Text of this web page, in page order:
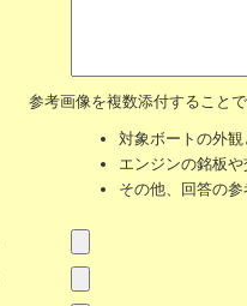
参考画像を複数添付すること
対象ボートの外
エンジンの銘板
その他、回答の